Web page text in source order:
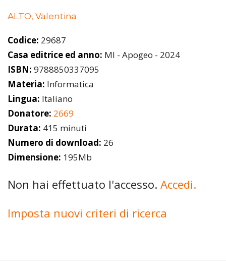
ALTO, Valentina
Codice: 29687
Casa editrice ed anno: MI - Apogeo - 2024
ISBN: 9788850337095
Materia: Informatica
Lingua: Italiano
Donatore: 2669
Durata: 415 minuti
Numero di download: 26
Dimensione: 195Mb
Non hai effettuato l'accesso. Accedi.
Imposta nuovi criteri di ricerca